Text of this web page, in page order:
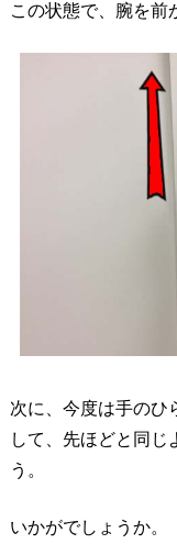
この状態で、腕を前
次に、今度は手のひ
して、先ほどと同じ
う。
いかがでしょうか。